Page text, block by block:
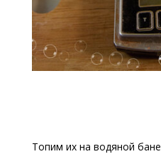
Топим их на водяной бане